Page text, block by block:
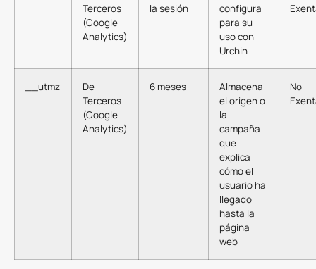
Terceros
(Google
Analytics)
la sesión
configura
para su
uso con
Urchin
__utmz
De
Terceros
(Google
Analytics)
6 meses
Almacena
el origen o
la
campaña
que
explica
cómo el
usuario ha
llegado
hasta la
página
web
No